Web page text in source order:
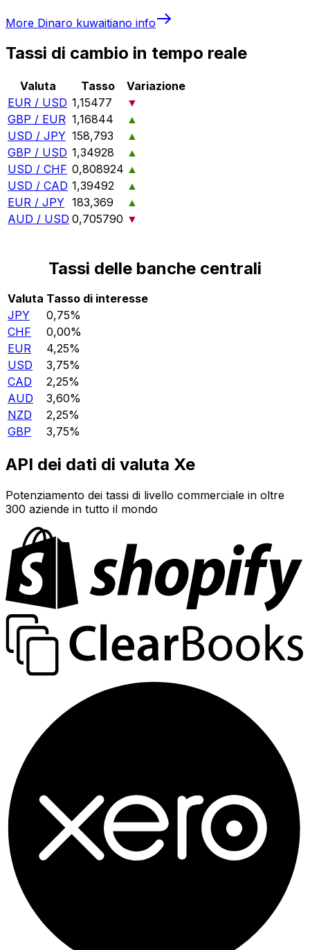
More Dinaro kuwaitiano info
Tassi di cambio in tempo reale
Valuta Tasso
Variazione
EUR / USD 1,15477
▼
GBP / EUR 1,16844
▲
USD / JPY 158,793
▲
GBP / USD 1,34928
▲
USD / CHF 0,808924 ▲
USD / CAD 1,39492
▲
EUR / JPY 183,369
▲
AUD / USD 0,705790 ▼
Tassi delle banche centrali
Valuta Tasso di interesse
JPY
0,75%
CHF
0,00%
EUR
4,25%
USD
3,75%
CAD
2,25%
AUD
3,60%
NZD
2,25%
GBP
3,75%
API dei dati di valuta Xe
Potenziamento dei tassi di livello commerciale in oltre
300 aziende in tutto il mondo